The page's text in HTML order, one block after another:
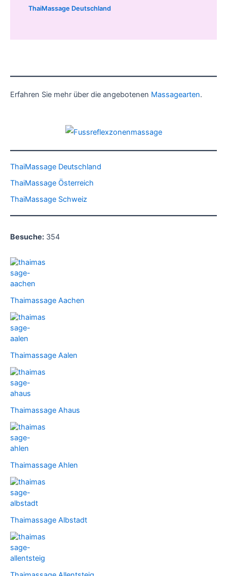
ThaiMassage Deutschland
Erfahren Sie mehr über die angebotenen Massagearten.
ThaiMassage Deutschland
ThaiMassage Österreich
ThaiMassage Schweiz
Besuche: 354
Thaimassage Aachen
Thaimassage Aalen
Thaimassage Ahaus
Thaimassage Ahlen
Thaimassage Albstadt